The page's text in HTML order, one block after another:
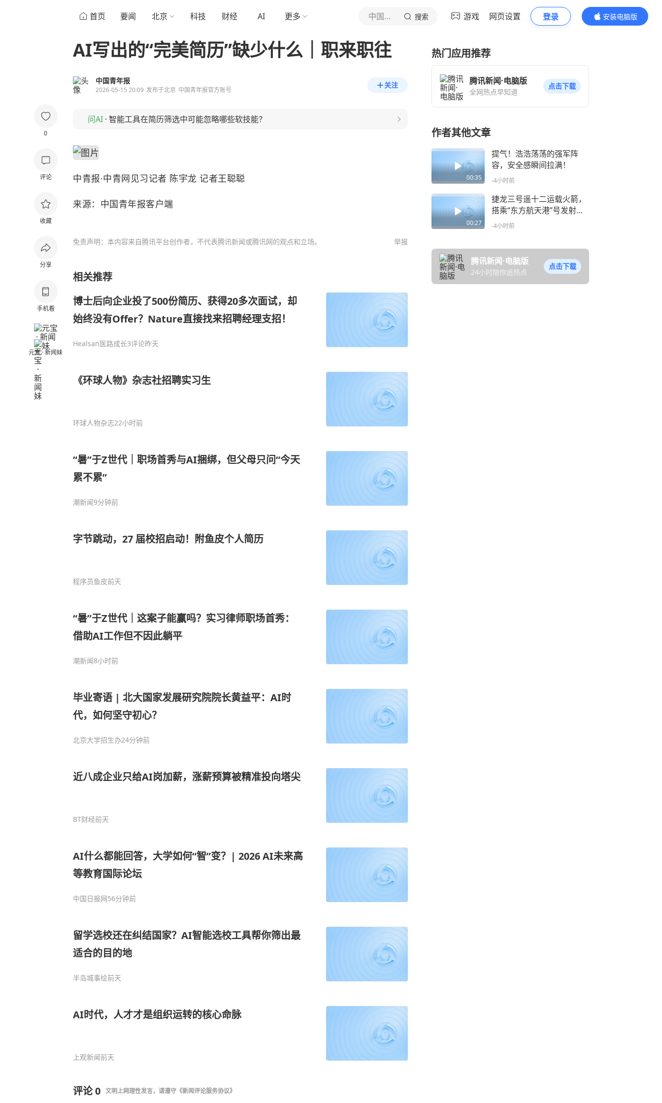
首页 要闻 北京 科技 财经 AI 更多 中国青年报 搜索 游戏 网页设置 登录
安装电脑版
内容更精彩
0
评论
收藏
分享
手机看
元宝 · 新闻妹
AI写出的“完美简历”缺少什么｜职来职往
中国青年报
2026-05-15 20:09 发布于北京 中国青年报官方账号
关注
问AI · 智能工具在简历筛选中可能忽略哪些软技能？
中青报·中青网见习记者 陈宇龙 记者王聪聪
来源：中国青年报客户端
免责声明：本内容来自腾讯平台创作者，不代表腾讯新闻或腾讯网的观点和立场。 举报
相关推荐
博士后向企业投了500份简历、获得20多次面试，却
始终没有Offer？Nature直接找来招聘经理支招！
Healsan医路成长3评论昨天
《环球人物》杂志社招聘实习生
环球人物杂志22小时前
“暑”于Z世代｜职场首秀与AI捆绑，但父母只问“今天
累不累”
潮新闻9分钟前
字节跳动，27 届校招启动！附鱼皮个人简历
程序员鱼皮前天
“暑”于Z世代｜这案子能赢吗？实习律师职场首秀：
借助AI工作但不因此躺平
潮新闻8小时前
毕业寄语 | 北大国家发展研究院院长黄益平：AI时
代，如何坚守初心？
北京大学招生办24分钟前
近八成企业只给AI岗加薪，涨薪预算被精准投向塔尖
BT财经前天
AI什么都能回答，大学如何“智”变？| 2026 AI未来高
等教育国际论坛
中国日报网56分钟前
留学选校还在纠结国家？AI智能选校工具帮你筛出最
适合的目的地
半岛城事绘前天
AI时代，人才才是组织运转的核心命脉
上观新闻前天
评论0 文明上网理性发言，请遵守 《新闻评论服务协议》
热门应用推荐
腾讯新闻·电脑版
全网热点早知道
点击下载
作者其他文章
00:35
提气！浩浩荡荡的强军阵
容，安全感瞬间拉满！
-4小时前
00:27
捷龙三号遥十二运载火箭，
搭乘“东方航天港”号发射船
成功发射！
-4小时前
腾讯新闻·电脑版
24小时陪你追热点
点击下载